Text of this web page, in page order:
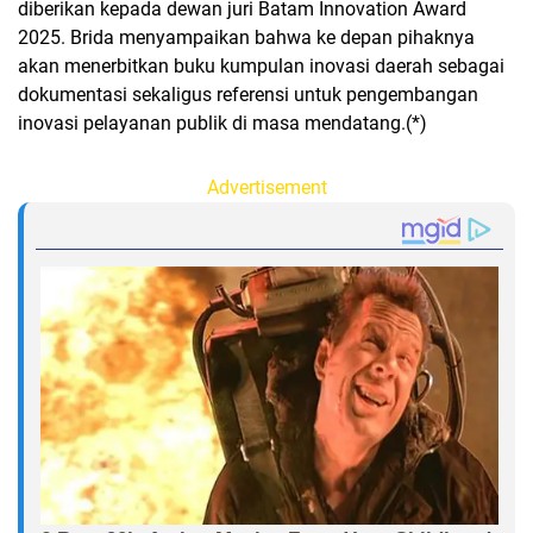
diberikan kepada dewan juri Batam Innovation Award
2025. Brida menyampaikan bahwa ke depan pihaknya
akan menerbitkan buku kumpulan inovasi daerah sebagai
dokumentasi sekaligus referensi untuk pengembangan
inovasi pelayanan publik di masa mendatang.(*)
Advertisement